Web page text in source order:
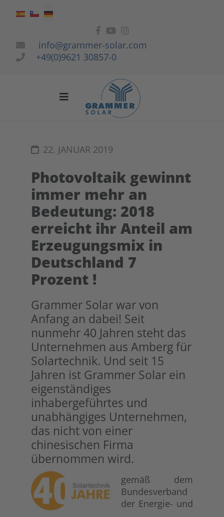
Sprache auswählen
info@grammer-solar.com
+49(0)9621 30857-0
22. JANUAR 2019
Photovoltaik gewinnt
immer mehr an
Bedeutung: 2018
erreicht ihr Anteil am
Erzeugungsmix in
Deutschland 7
Prozent !
Grammer Solar war von
Anfang an dabei! Seit
nunmehr 40 Jahren steht das
Unternehmen aus Amberg für
Solartechnik. Und seit 15
Jahren ist Grammer Solar ein
eigenständiges
inhabergeführtes und
unabhängiges Unternehmen,
das nicht von einer
chinesischen Firma
übernommen wird.
gemäß dem
Bundesverband
der Energie- und